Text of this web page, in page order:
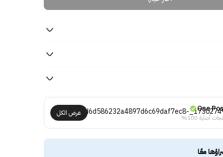
One
أصلية 100%
عرض الكل
معًا